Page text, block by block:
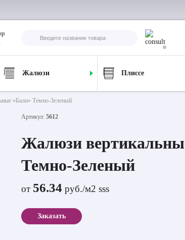
Жалюзи Плиссе
«Бали» Темно-Зеленый
Артикул: 5612
Жалюзи
Темно-Зеленый
от 56.34 руб./м2 sss
Заказать